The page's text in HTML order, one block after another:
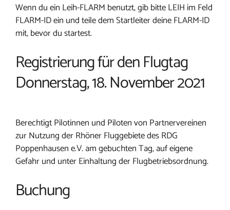
Wenn du ein Leih-FLARM benutzt, gib bitte LEIH im Feld
FLARM-ID ein und teile dem Startleiter deine FLARM-ID
mit, bevor du startest.
Registrierung für den Flugtag
Donnerstag, 18. November 2021
Berechtigt Pilotinnen und Piloten von Partnervereinen
zur Nutzung der Rhöner Fluggebiete des RDG
Poppenhausen e.V. am gebuchten Tag, auf eigene
Gefahr und unter Einhaltung der Flugbetriebsordnung.
Buchung